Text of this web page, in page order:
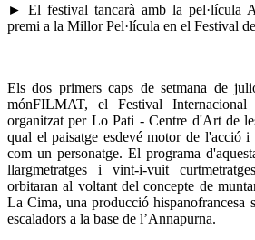
► El festival tancarà amb la pel·lícula
premi a la Millor Pel·lícula en el Festival
Els dos primers caps de setmana de
mónFILMAT, el Festival
organitzat per Lo Pati - Centre d'Art de
qual el paisatge esdevé motor de l'acció i
com un personatge. El programa
llargmetratges i vint-i-vuit
orbitaran al voltant del concepte de
La Cima, una producció hispanofrancesa
escaladors a la base de l’Annapurna.